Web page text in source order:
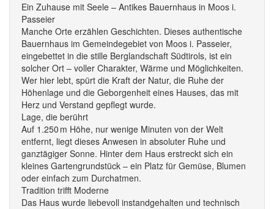
Ein Zuhause mit Seele – Antikes Bauernhaus in Moos i.
Passeier
Manche Orte erzählen Geschichten. Dieses authentische
Bauernhaus im Gemeindegebiet von Moos i. Passeier,
eingebettet in die stille Berglandschaft Südtirols, ist ein
solcher Ort – voller Charakter, Wärme und Möglichkeiten.
Wer hier lebt, spürt die Kraft der Natur, die Ruhe der
Höhenlage und die Geborgenheit eines Hauses, das mit
Herz und Verstand gepflegt wurde.
Lage, die berührt
Auf 1.250 m Höhe, nur wenige Minuten von der Welt
entfernt, liegt dieses Anwesen in absoluter Ruhe und
ganztägiger Sonne. Hinter dem Haus erstreckt sich ein
kleines Gartengrundstück – ein Platz für Gemüse, Blumen
oder einfach zum Durchatmen.
Tradition trifft Moderne
Das Haus wurde liebevoll instandgehalten und technisch